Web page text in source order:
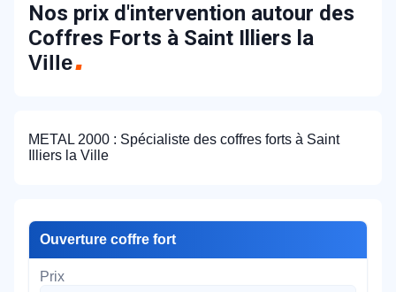
Nos prix d'intervention autour des
Coffres Forts à Saint Illiers la
Ville
METAL 2000 : Spécialiste des coffres forts à Saint
Illiers la Ville
Ouverture coffre fort